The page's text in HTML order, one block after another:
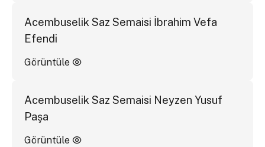
Acembuselik Saz Semaisi İbrahim Vefa
Efendi
Görüntüle
Acembuselik Saz Semaisi Neyzen Yusuf
Paşa
Görüntüle